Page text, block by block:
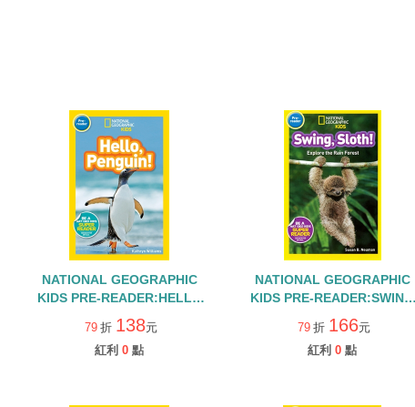
NATIONAL GEOGRAPHIC
KIDS PRE-READER:HELLO
PENGUIN
79 折 138元
紅利 0 點
NATIONAL GEOGRAPHIC
KIDS PRE-READER:SWING
SLOTH EXPLORE THE RAIN
FOREST
79 折 166元
紅利 0 點